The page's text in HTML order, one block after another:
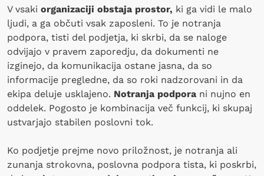
V vsaki organizaciji obstaja prostor, ki ga vidi le malo
ljudi, a ga občuti vsak zaposleni. To je notranja
podpora, tisti del podjetja, ki skrbi, da se naloge
odvijajo v pravem zaporedju, da dokumenti ne
izginejo, da komunikacija ostane jasna, da so
informacije pregledne, da so roki nadzorovani in da
ekipa deluje usklajeno. Notranja podpora ni nujno en
oddelek. Pogosto je kombinacija več funkcij, ki skupaj
ustvarjajo stabilen poslovni tok.
Ko podjetje prejme novo priložnost, je notranja ali
zunanja strokovna, poslovna podpora tista, ki poskrbi,